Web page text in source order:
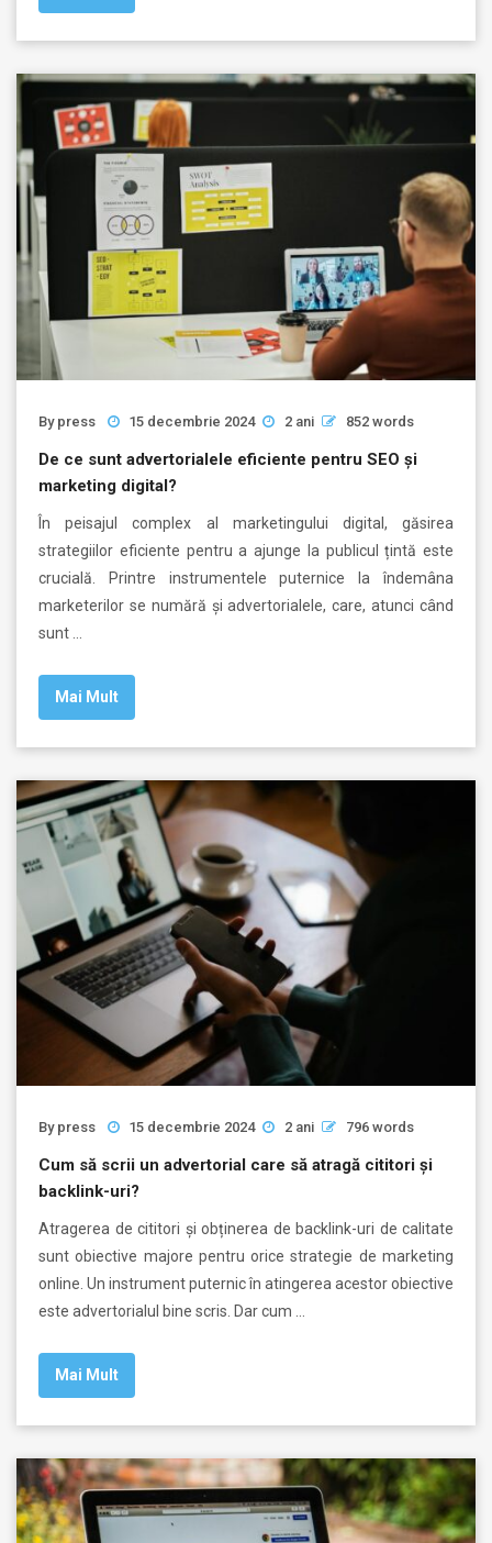
By press 15 decembrie 2024 2 ani 852 words
De ce sunt advertorialele eficiente pentru SEO și
marketing digital?
În peisajul complex al marketingului digital, găsirea
strategiilor eficiente pentru a ajunge la publicul țintă este
crucială. Printre instrumentele puternice la îndemâna
marketerilor se numără și advertorialele, care, atunci când
sunt …
Mai Mult
By press 15 decembrie 2024 2 ani 796 words
Cum să scrii un advertorial care să atragă cititori și
backlink-uri?
Atragerea de cititori și obținerea de backlink-uri de calitate
sunt obiective majore pentru orice strategie de marketing
online. Un instrument puternic în atingerea acestor obiective
este advertorialul bine scris. Dar cum …
Mai Mult